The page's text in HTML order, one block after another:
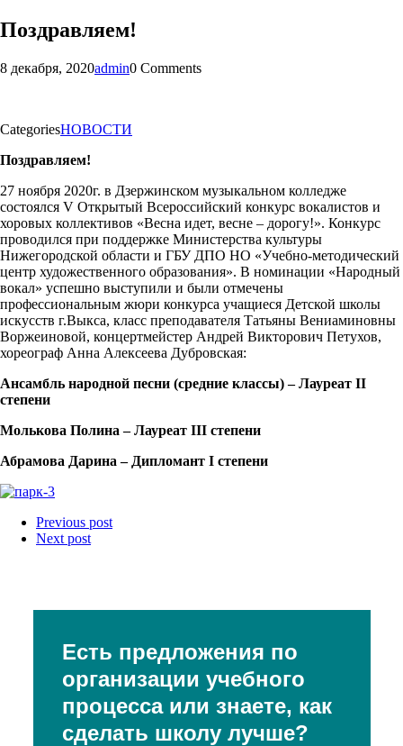
Поздравляем!
8 декабря, 2020admin0 Comments
CategoriesНОВОСТИ
Поздравляем!
27 ноября 2020г. в Дзержинском музыкальном колледже
состоялся V Открытый Всероссийский конкурс вокалистов и
хоровых коллективов «Весна идет, весне – дорогу!». Конкурс
проводился при поддержке Министерства культуры
Нижегородской области и ГБУ ДПО НО «Учебно-методический
центр художественного образования». В номинации «Народный
вокал» успешно выступили и были отмечены
профессиональным жюри конкурса учащиеся Детской школы
искусств г.Выкса, класс преподавателя Татьяны Вениаминовны
Воржеиновой, концертмейстер Андрей Викторович Петухов,
хореограф Анна Алексеева Дубровская:
Ансамбль народной песни (средние классы) – Лауреат II
степени
Молькова Полина – Лауреат III степени
Абрамова Дарина – Дипломант I степени
Previous post
Next post
Есть предложения по
организации учебного
процесса или знаете, как
сделать школу лучше?